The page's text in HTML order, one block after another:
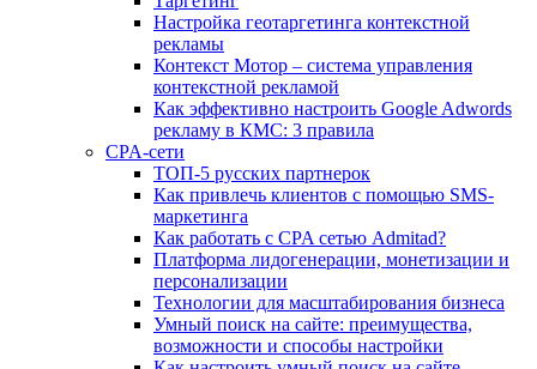
Настройка геотаргетинга контекстной
рекламы
Контекст Мотор – система управления
контекстной рекламой
Как эффективно настроить Google Adwords
рекламу в КМС: 3 правила
CPA-сети
ТОП-5 русских партнерок
Как привлечь клиентов с помощью SMS-
маркетинга
Как работать с CPA сетью Admitad?
Платформа лидогенерации, монетизации и
персонализации
Технологии для масштабирования бизнеса
Умный поиск на сайте: преимущества,
возможности и способы настройки